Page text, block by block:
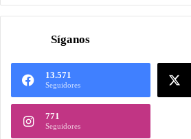
Síganos
13.571
Seguidores
771
Seguidores